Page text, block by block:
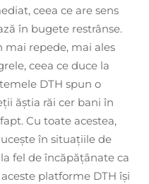
ceea ce are sens
în bugete restrânse.
mai repede, mai ales
ceea ce duce la
DTH spun o
ăştia răi cer bani în
Cu toate acestea,
în situaţiile de
fel de încăpăţânate ca
platforme DTH îşi